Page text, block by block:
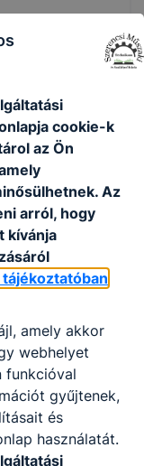
cookie-k
az Ön
Az
arról, hogy
kívánja
amely akkor
webhelyet
funkcióval
gyűjtenek,
és
használatát.